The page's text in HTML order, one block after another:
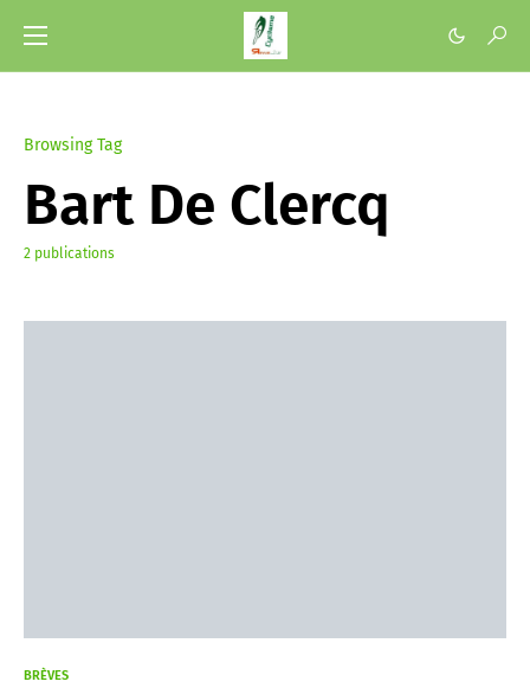
Browsing Tag
Bart De Clercq
2 publications
BRÈVES